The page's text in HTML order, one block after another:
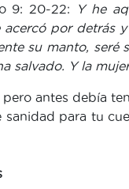
9: 20-22:
Y he
acercó por detrás
su manto, seré
salvado. Y la
antes debía
para tu